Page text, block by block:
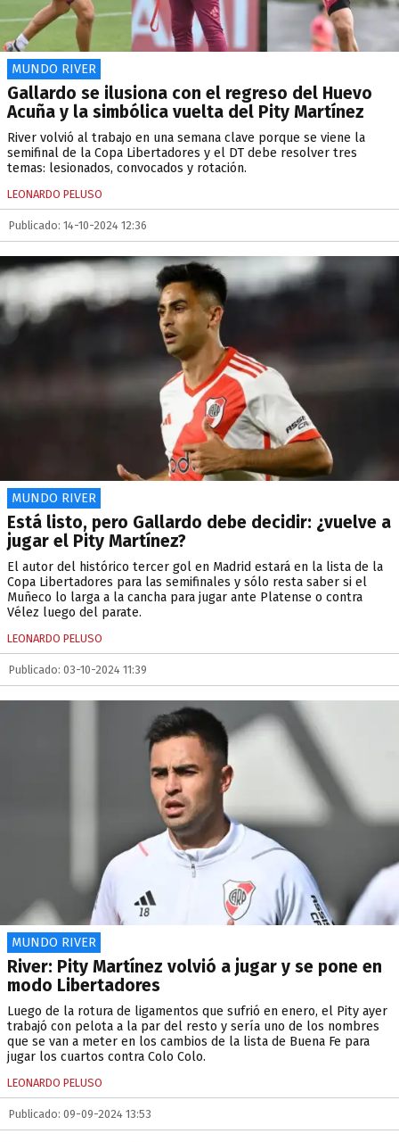
MUNDO RIVER
Gallardo se ilusiona con el regreso del Huevo
Acuña y la simbólica vuelta del Pity Martínez
River volvió al trabajo en una semana clave porque se viene la
semifinal de la Copa Libertadores y el DT debe resolver tres
temas: lesionados, convocados y rotación.
LEONARDO PELUSO
Publicado: 14-10-2024 12:36
MUNDO RIVER
Está listo, pero Gallardo debe decidir: ¿vuelve a
jugar el Pity Martínez?
El autor del histórico tercer gol en Madrid estará en la lista de la
Copa Libertadores para las semifinales y sólo resta saber si el
Muñeco lo larga a la cancha para jugar ante Platense o contra
Vélez luego del parate.
LEONARDO PELUSO
Publicado: 03-10-2024 11:39
MUNDO RIVER
River: Pity Martínez volvió a jugar y se pone en
modo Libertadores
Luego de la rotura de ligamentos que sufrió en enero, el Pity ayer
trabajó con pelota a la par del resto y sería uno de los nombres
que se van a meter en los cambios de la lista de Buena Fe para
jugar los cuartos contra Colo Colo.
LEONARDO PELUSO
Publicado: 09-09-2024 13:53